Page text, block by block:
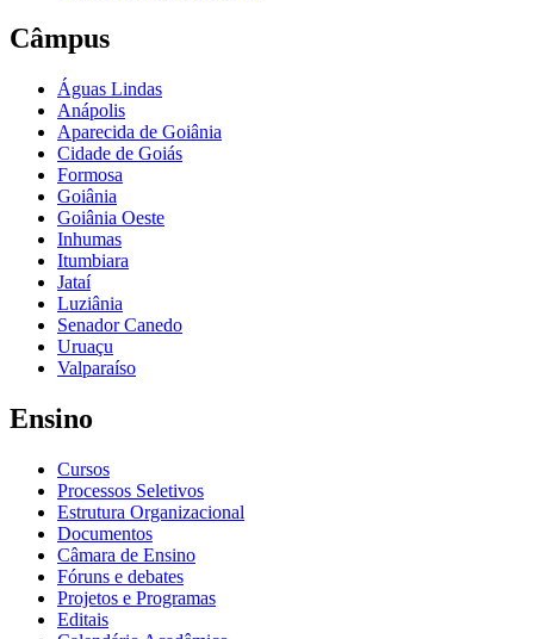
Câmpus
Águas Lindas
Anápolis
Aparecida de Goiânia
Cidade de Goiás
Formosa
Goiânia
Goiânia Oeste
Inhumas
Itumbiara
Jataí
Luziânia
Senador Canedo
Uruaçu
Valparaíso
Ensino
Cursos
Processos Seletivos
Estrutura Organizacional
Documentos
Câmara de Ensino
Fóruns e debates
Projetos e Programas
Editais